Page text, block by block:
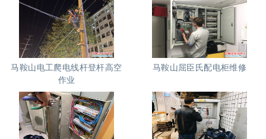
马鞍山电工爬电线杆登杆高空
作业
马鞍山屈臣氏配电柜维修